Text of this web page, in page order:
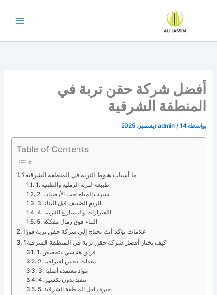
أفضل شركة حقن تربة في
المنطقة الشرقية
بواسطة admin /14 ديسمبر، 2025
Table of Contents
ما أسباب هبوط التربة في المنطقة الشرقية؟
1. طبيعة التربة الرملية والطينية
2. تسرب المياه تحت الأرضيات
3. الردم الضعيف قبل البناء
4. الاهتزازات والمشاريع القريبة
5. البناء فوق رمال مفككة
علامات تؤكد أنك تحتاج إلى شركة حقن تربة فورًا
كيف تختار أفضل شركة حقن تربة في المنطقة الشرقية؟
1. فريق هندسي متخصص
2. معدات فحص احترافية
3. مواد معتمدة أصلية
4. تنفيذ بدون تكسير
5. خبرة داخل المنطقة الشرقية